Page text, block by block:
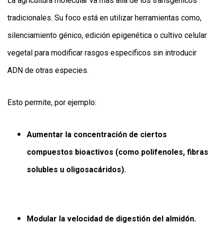
tradicionales. Su foco está en utilizar herramientas como,
silenciamiento génico, edición epigenética o cultivo celular
vegetal para modificar rasgos específicos sin introducir
ADN de otras especies.
Esto permite, por ejemplo:
Aumentar la concentración de ciertos
compuestos bioactivos (como polifenoles, fibras
solubles u oligosacáridos).
Modular la velocidad de digestión del almidón.